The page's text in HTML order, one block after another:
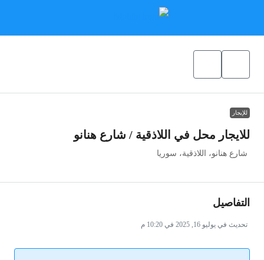
للإيجار
للايجار محل في اللاذقية / شارع هنانو
شارع هنانو، اللاذقية، سوريا
التفاصيل
تحديث في يوليو 16, 2025 في 10:20 م